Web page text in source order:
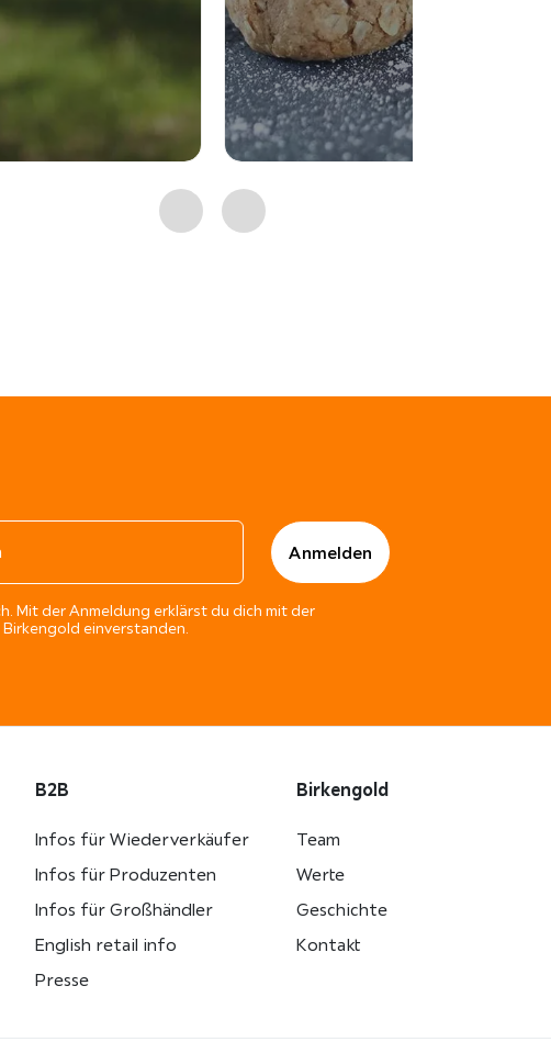
Mit der Anmeldung erklärst du dich mit der
einverstanden.
B2B
Infos für Wiederverkäufer
Infos für Produzenten
Infos für Großhändler
English retail info
Presse
Birkengold
Team
Werte
Geschichte
Kontakt